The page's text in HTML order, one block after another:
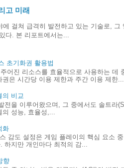
고 미래
걸쳐 급격히 발전하고 있는 기술로,
다. 본 리포트에서는...
초기화권 활용법
어진 리소스를 효율적으로 사용하는
은 시간당 이용 제한과 주간 이용 제한...
의 비교
전을 이루어왔으며, 그 중에서도 솔트라
성능, 효율성,...
화
감도 설정은 게임 플레이의 핵심 요소
하지만 개인마다 최적의 감...
향